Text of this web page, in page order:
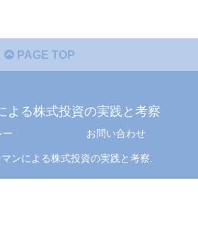
PAGE TOP
よる株式投資の実践と考察
ー お問い合わせ
ンによる株式投資の実践と考察.